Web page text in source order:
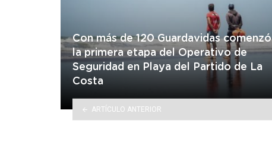
Con más de 120 Guardavidas comenzó
la primera etapa del Operativo de
Seguridad en Playa del Partido de La
Costa
ARTÍCULO ANTERIOR